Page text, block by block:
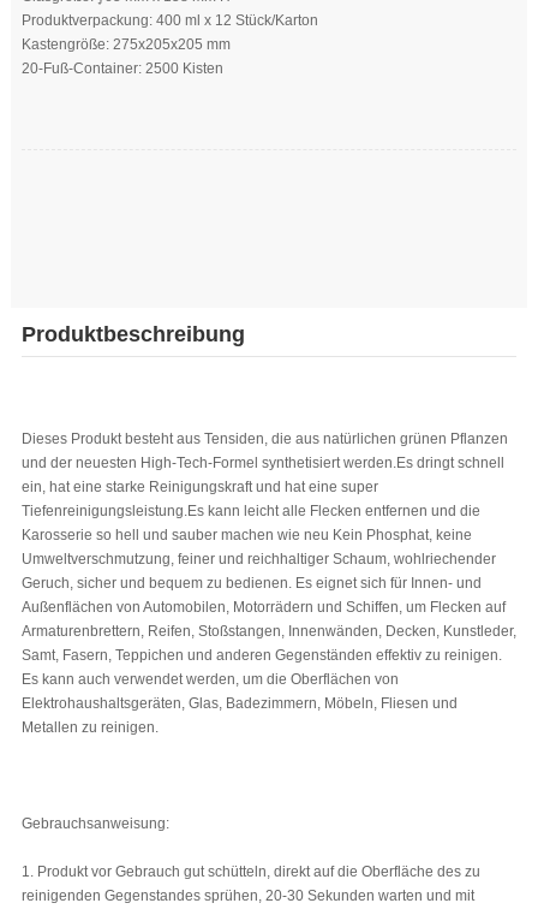
Produktverpackung: 400 ml x 12 Stück/Karton
Kastengröße: 275x205x205 mm
20-Fuß-Container: 2500 Kisten
Produktbeschreibung
Dieses Produkt besteht aus Tensiden, die aus natürlichen grünen Pflanzen
und der neuesten High-Tech-Formel synthetisiert werden.Es dringt schnell
ein, hat eine starke Reinigungskraft und hat eine super
Tiefenreinigungsleistung.Es kann leicht alle Flecken entfernen und die
Karosserie so hell und sauber machen wie neu Kein Phosphat, keine
Umweltverschmutzung, feiner und reichhaltiger Schaum, wohlriechender
Geruch, sicher und bequem zu bedienen. Es eignet sich für Innen- und
Außenflächen von Automobilen, Motorrädern und Schiffen, um Flecken auf
Armaturenbrettern, Reifen, Stoßstangen, Innenwänden, Decken, Kunstleder,
Samt, Fasern, Teppichen und anderen Gegenständen effektiv zu reinigen.
Es kann auch verwendet werden, um die Oberflächen von
Elektrohaushaltsgeräten, Glas, Badezimmern, Möbeln, Fliesen und
Metallen zu reinigen.
Gebrauchsanweisung:
1. Produkt vor Gebrauch gut schütteln, direkt auf die Oberfläche des zu
reinigenden Gegenstandes sprühen, 20-30 Sekunden warten und mit